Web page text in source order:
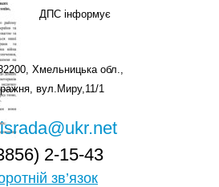
ДПС інформує
Хмельницька обл.,
вул.Миру,11/1
2-15-43
зв’язок